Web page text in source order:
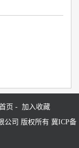
页 - 加入收藏
公司 版权所有 冀ICP备